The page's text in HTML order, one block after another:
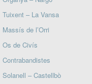
Tuixent – La Vansa
Massís de l’Orri
Os de Civís
Contrabandistes
Solanell – Castellbò